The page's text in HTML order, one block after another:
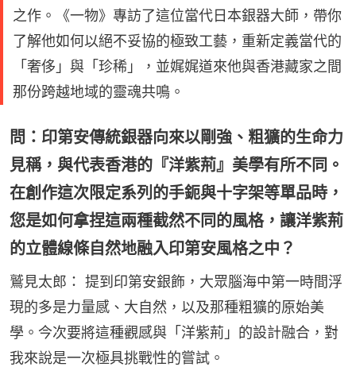
之作。《一物》專訪了這位當代日本銀器大師，帶你
了解他如何以絕不妥協的極致工藝，重新定義當代的
「奢侈」與「珍稀」，並娓娓道來他與香港藏家之間
那份跨越地域的靈魂共鳴。
問：印第安傳統銀器向來以剛強、粗獷的生命力
見稱，與代表香港的『洋紫荊』美學有所不同。
在創作這次限定系列的手鈪與十字架等單品時，
您是如何拿捏這兩種截然不同的風格，讓洋紫荊
的立體線條自然地融入印第安風格之中？
鷲見太郎： 提到印第安銀飾，大眾腦海中第一時間浮
現的多是力量感、大自然，以及那種粗獷的原始美
學。今次要將這種觀感與「洋紫荊」的設計融合，對
我來說是一次極具挑戰性的嘗試。